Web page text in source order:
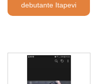
debutante Itapevi